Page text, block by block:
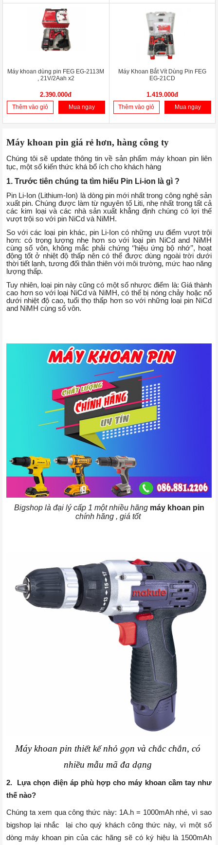
Máy khoan dùng pin FEG EG-2113M
, 21V/2Aah x2
2.390.000đ
Thêm vào giỏ Mua ngay
Máy Khoan Bắt Vít Dùng Pin FEG
EG-21CD
1.419.000đ
Thêm vào giỏ Mua ngay
Máy khoan pin giá rẻ hơn, hàng công ty
Chúng tôi sẽ update thông tin về sản phẩm máy khoan pin liên
tục, một số kiến thức khá bổ ích cho khách hàng
1. Trước tiên chúng ta tìm hiếu Pin Li-ion là gì ?
Pin Li-Ion (Lithium-Ion) là dòng pin mới nhất trong công nghệ sản
xuất pin. Chúng được làm từ nguyên tố Liti, nhẹ nhất trong tất cả
các kim loại và các nhà sản xuất khẳng định chúng có lợi thế
vượt trội so với pin NiCd và NiMH.
So với các loại pin khác, pin Li-Ion có những ưu điểm vượt trội
hơn: có trọng lượng nhẹ hơn so với loại pin NiCd and NiMH
cùng số vôn, không mắc phải chứng ‘’hiệu ứng bộ nhớ’’, hoạt
động tốt ở nhiệt độ thấp nên có thể được dùng ngoài trời dưới
thời tiết lạnh, tương đối thân thiên với môi trường, mức hao năng
lượng thấp.
Tuy nhiên, loại pin này cũng có một số nhược điểm là: Giá thành
cao hơn so với loại NiCd và NiMH, có thể bị nóng chảy hoặc nổ
dưới nhiệt độ cao, tuổi thọ thấp hơn so với những loại pin NiCd
and NiMH cùng số vôn.
Bigshop là đại lý cấp 1 một nhiều hãngmáy khoan pin
chính hãng , giá tốt
Máy khoan pin thiết kế nhỏ gọn và chắc chắn, có
nhiều mẫu mã đa dạng
2.
Lựa chọn điện áp phù hợp cho máy khoan cầm tay như
thế nào?
Chúng ta xem qua công thức này: 1A.h = 1000mAh nhé, vì sao
bigshop lại nhắc lại cho quý khách công thức này, vì một số
dòng máy khoan pin của các hãng sẽ có ký hiệu là 1500mAh